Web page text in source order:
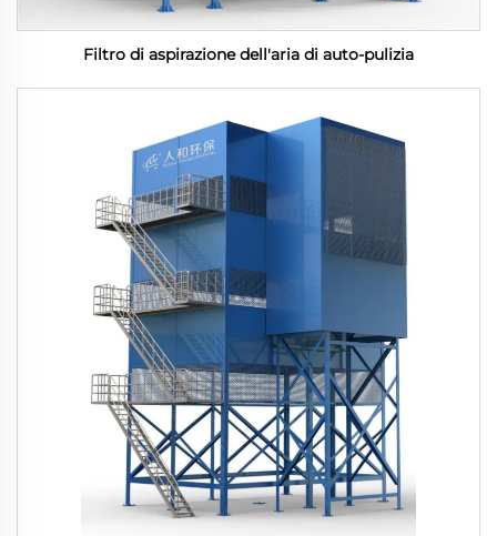
Filtro di aspirazione dell'aria di auto-pulizia